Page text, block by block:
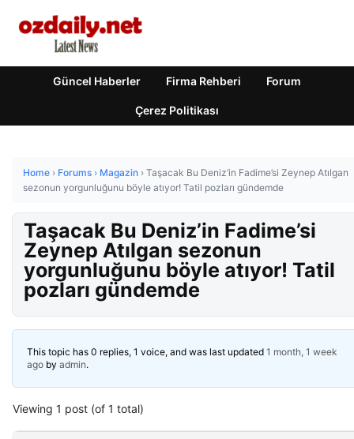
Güncel Haberler Firma Rehberi Forum
Çerez Politikası
Home › Forums › Magazin › Taşacak Bu Deniz’in Fadime’si Zeynep Atılgan
sezonun yorgunluğunu böyle atıyor! Tatil pozları gündemde
Taşacak Bu Deniz’in Fadime’si
Zeynep Atılgan sezonun
yorgunluğunu böyle atıyor! Tatil
pozları gündemde
This topic has 0 replies, 1 voice, and was last updated 1 month, 1 week
ago by admin.
Viewing 1 post (of 1 total)